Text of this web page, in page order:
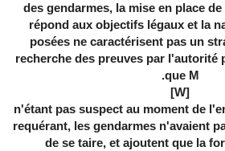
des gendarmes, la mise en place
répond aux objectifs légaux et la
posées ne caractérisent pas un
recherche des preuves par l'autorité
que M.
[W]
n'étant pas suspect au moment de
requérant, les gendarmes n'avaient
de se taire, et ajoutent que la